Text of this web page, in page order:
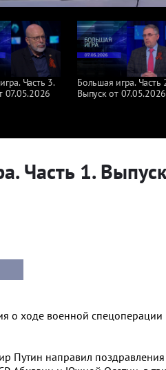
Часть 3.
07.05.2026
Большая игра. Часть
Выпуск от 07.05.2026
Часть 1.
о ходе военной спецоперации
Путин направил